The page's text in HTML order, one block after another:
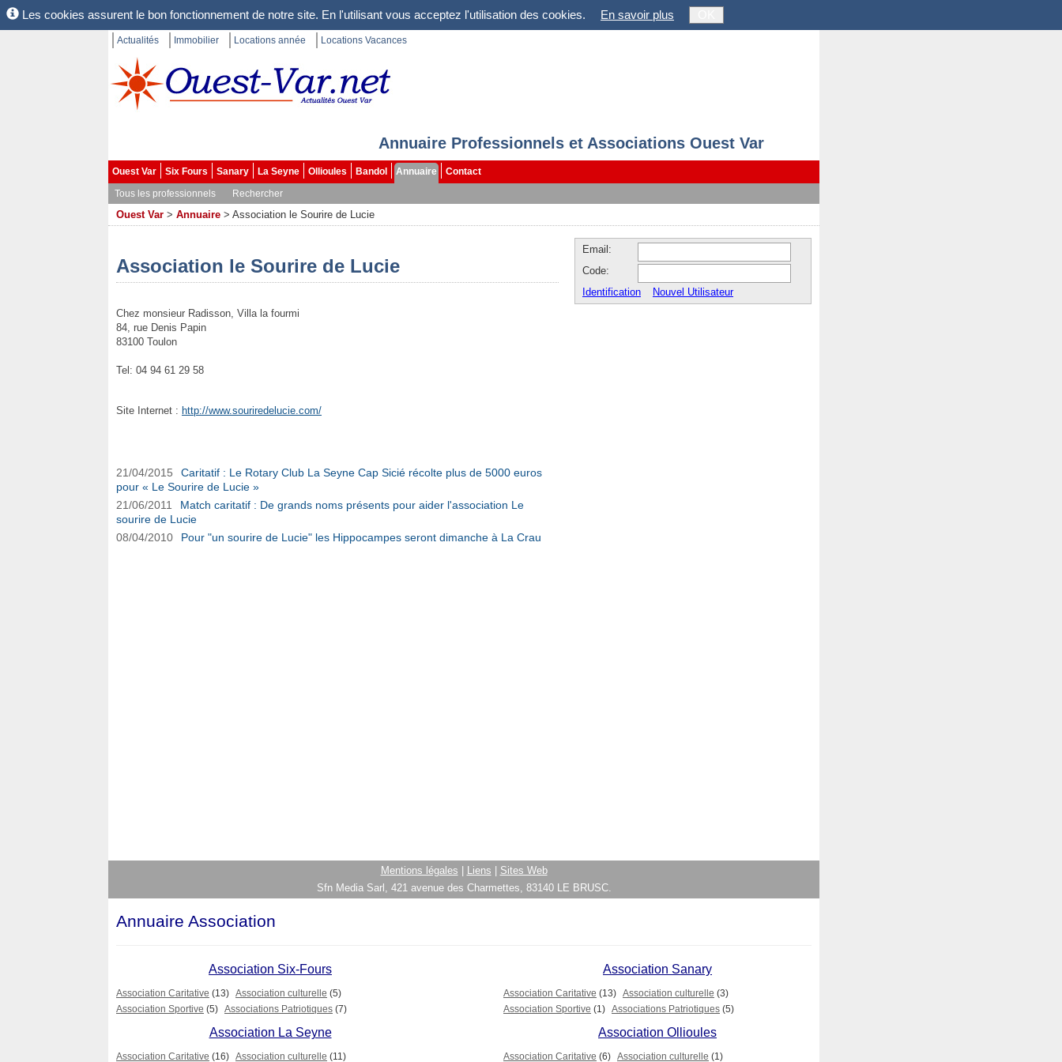
Les cookies assurent le bon fonctionnement de notre site. En l'utilisant vous acceptez l'utilisation des cookies. En savoir plus
Actualités Immobilier Locations année Locations Vacances
Annuaire Professionnels et Associations Ouest Var
Ouest Var Six Fours Sanary La Seyne Ollioules Bandol Annuaire
Contact
Tous les professionnels
Rechercher
Ouest Var > Annuaire > Association le Sourire de Lucie
Association le Sourire de Lucie
Chez monsieur Radisson, Villa la fourmi
84, rue Denis Papin
83100 Toulon
Tel: 04 94 61 29 58
Site Internet : http://www.souriredelucie.com/
21/04/2015
Caritatif : Le Rotary Club La Seyne Cap Sicié récolte plus de 5000 euros
pour « Le Sourire de Lucie »
21/06/2011
Match caritatif : De grands noms présents pour aider l'association Le
sourire de Lucie
08/04/2010
Pour "un sourire de Lucie" les Hippocampes seront dimanche à La Crau
Email:
Code:
Identification
Nouvel Utilisateur
Mentions légales Liens
Sites Web
Sfn Media Sarl, 421 avenue des Charmettes, 83140 LE BRUSC.
Annuaire Association
Association Six-Fours
Association Caritative (13) Association culturelle (5)
Association Sportive (5) Associations Patriotiques (7)
Association Sanary
Association Caritative (13) Association culturelle (3)
Association Sportive (1) Associations Patriotiques (5)
Association La Seyne
Association Caritative (16) Association culturelle (11)
Association Ollioules
Association Caritative (6) Association culturelle (1)